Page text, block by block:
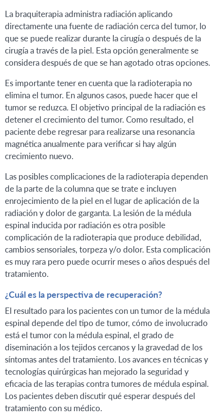
La braquiterapia administra radiación aplicando
directamente una fuente de radiación cerca del tumor, lo
que se puede realizar durante la cirugía o después de la
cirugía a través de la piel. Esta opción generalmente se
considera después de que se han agotado otras opciones.
Es importante tener en cuenta que la radioterapia no
elimina el tumor. En algunos casos, puede hacer que el
tumor se reduzca. El objetivo principal de la radiación es
detener el crecimiento del tumor. Como resultado, el
paciente debe regresar para realizarse una resonancia
magnética anualmente para verificar si hay algún
crecimiento nuevo.
Las posibles complicaciones de la radioterapia dependen
de la parte de la columna que se trate e incluyen
enrojecimiento de la piel en el lugar de aplicación de la
radiación y dolor de garganta. La lesión de la médula
espinal inducida por radiación es otra posible
complicación de la radioterapia que produce debilidad,
cambios sensoriales, torpeza y/o dolor. Esta complicación
es muy rara pero puede ocurrir meses o años después del
tratamiento.
¿Cuál es la perspectiva de recuperación?
El resultado para los pacientes con un tumor de la médula
espinal depende del tipo de tumor, cómo de involucrado
está el tumor con la médula espinal, el grado de
diseminación a los tejidos cercanos y la gravedad de los
síntomas antes del tratamiento. Los avances en técnicas y
tecnologías quirúrgicas han mejorado la seguridad y
eficacia de las terapias contra tumores de médula espinal.
Los pacientes deben discutir qué esperar después del
tratamiento con su médico.